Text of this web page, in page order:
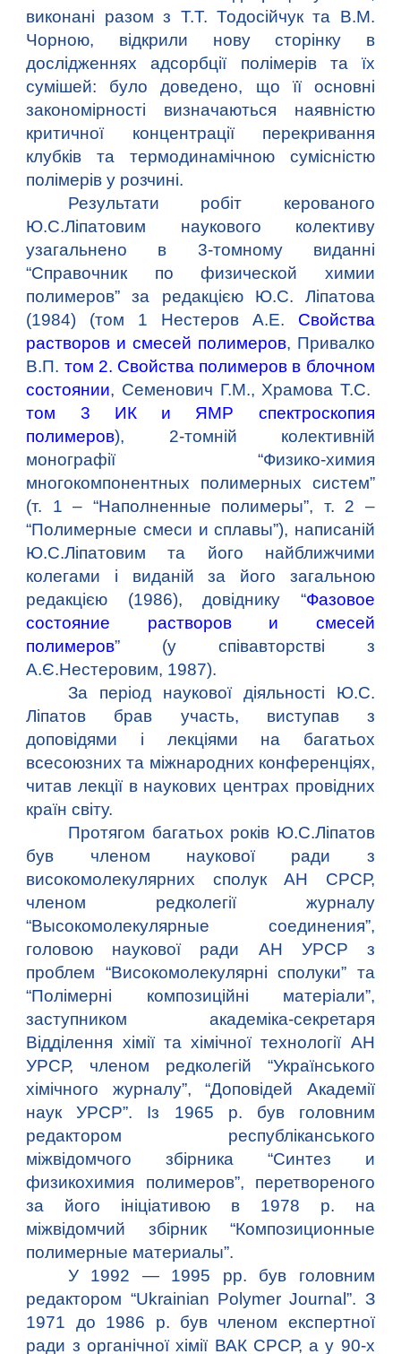
виконані разом з Т.Т. Тодосійчук та В.М.
Чорною, відкрили нову сторінку в
дослідженнях адсорбції полімерів та їх
сумішей: було доведено, що її основні
закономірності визначаються наявністю
критичної концентрації перекривання
клубків та термодинамічною сумісністю
полімерів у розчині.
Результати робіт керованого
Ю.С.Ліпатовим наукового колективу
узагальнено в 3-томному виданні
“Справочник по физической химии
полимеров” за редакцією Ю.С. Ліпатова
(1984) (том 1 Нестеров А.Е. Свойства
растворов и смесей полимеров, Привалко
В.П. том 2. Свойства полимеров в блочном
состоянии, Семенович Г.М., Храмова Т.С.
том 3 ИК и ЯМР спектроскопия
полимеров), 2-томній колективній
монографії “Физико-химия
многокомпонентных полимерных систем”
(т. 1 – “Наполненные полимеры”, т. 2 –
“Полимерные смеси и сплавы”), написаній
Ю.С.Ліпатовим та його найближчими
колегами і виданій за його загальною
редакцією (1986), довіднику “Фазовое
состояние растворов и смесей
полимеров” (у співавторстві з
А.Є.Нестеровим, 1987).
За період наукової діяльності Ю.С.
Ліпатов брав участь, виступав з
доповідями і лекціями на багатьох
всесоюзних та міжнародних конференціях,
читав лекції в наукових центрах провідних
країн світу.
Протягом багатьох років Ю.С.Ліпатов
був членом наукової ради з
високомолекулярних сполук АН СРСР,
членом редколегії журналу
“Высокомолекулярные соединения”,
головою наукової ради АН УРСР з
проблем “Високомолекулярні сполуки” та
“Полімерні композиційні матеріали”,
заступником академіка-секретаря
Відділення хімії та хімічної технології АН
УРСР, членом редколегій “Українського
хімічного журналу”, “Доповідей Академії
наук УРСР”. Із 1965 р. був головним
редактором республіканського
міжвідомчого збірника “Синтез и
физикохимия полимеров”, перетвореного
за його ініціативою в 1978 р. на
міжвідомчий збірник “Композиционные
полимерные материалы”.
У 1992 — 1995 рр. був головним
редактором “Ukrainian Polymer Journal”. З
1971 до 1986 р. був членом експертної
ради з органічної хімії ВАК СРСР, а у 90-х